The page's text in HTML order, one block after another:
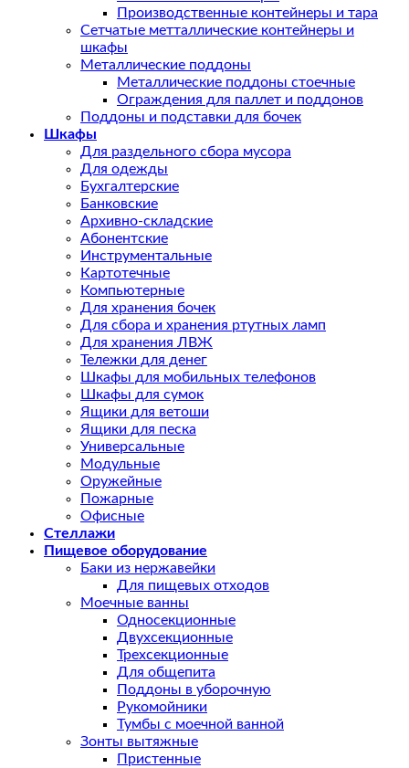
Производственные контейнеры и тара
Сетчатые метталлические контейнеры и
шкафы
Металлические поддоны
Металлические поддоны стоечные
Ограждения для паллет и поддонов
Поддоны и подставки для бочек
Шкафы
Для раздельного сбора мусора
Для одежды
Бухгалтерские
Банковские
Архивно-складские
Абонентские
Инструментальные
Картотечные
Компьютерные
Для хранения бочек
Для сбора и хранения ртутных ламп
Для хранения ЛВЖ
Тележки для денег
Шкафы для мобильных телефонов
Шкафы для сумок
Ящики для ветоши
Ящики для песка
Универсальные
Модульные
Оружейные
Пожарные
Офисные
Стеллажи
Пищевое оборудование
Баки из нержавейки
Для пищевых отходов
Моечные ванны
Односекционные
Двухсекционные
Трехсекционные
Для общепита
Поддоны в уборочную
Рукомойники
Тумбы с моечной ванной
Зонты вытяжные
Пристенные